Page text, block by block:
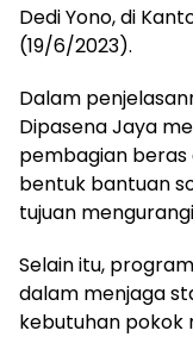
Dedi Yono, di
(19/6/2023).
Dalam
Dipasena Jaya
pembagian
bentuk bantuan
tujuan
Selain itu,
dalam menjaga
kebutuhan pokok